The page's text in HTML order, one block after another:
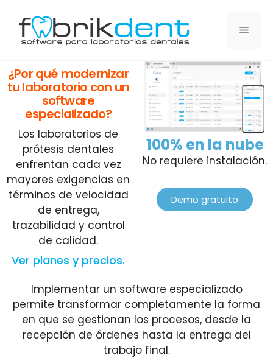
¿Por qué modernizar
tu laboratorio con un
software
especializado?
Los laboratorios de
prótesis dentales
enfrentan cada vez
mayores exigencias en
términos de velocidad
de entrega,
trazabilidad y control
de calidad.
Ver planes y precios.
100% en la nube
No requiere instalación.
Demo gratuito
Implementar un software especializado
permite transformar completamente la forma
en que se gestionan los procesos, desde la
recepción de órdenes hasta la entrega del
trabajo final.